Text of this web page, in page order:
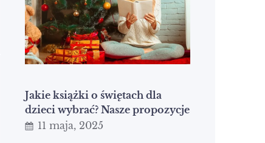
Jakie książki o świętach dla
dzieci wybrać? Nasze propozycje
11 maja, 2025